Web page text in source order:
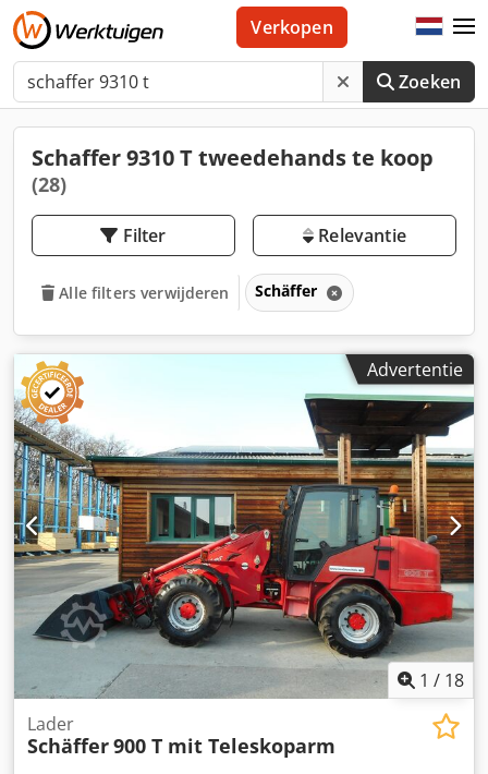
Zoeken
Verkopen
Schaffer 9310 T tweedehands te koop
(28)
Filter Relevantie
Alle filters verwijderen Schäffer
Advertentie
1 / 18
Lader
Schäffer900 T mit Teleskoparm